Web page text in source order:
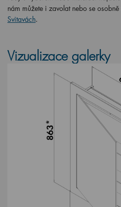
nám můžete i zavolat nebo se
Svitavách.
Vizualizace galerky